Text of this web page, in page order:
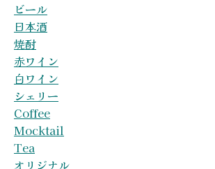
ビール
日本酒
焼酎
赤ワイン
白ワイン
シェリー
Coffee
Mocktail
Tea
オリジナル